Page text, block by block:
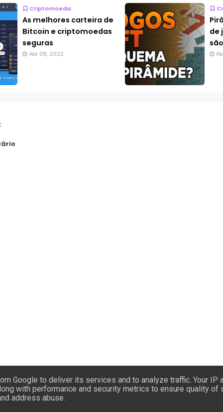
Criptomoeda
As melhores carteira de
Bitcoin e criptomoedas
seguras
Abr 08, 2022
de
| Contacto: saiba.portugal@gmail.com
Google to deliver its services and to analyze traffic. Your IP
with performance and security metrics to ensure quality of
address abuse.